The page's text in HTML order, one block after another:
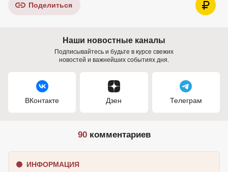
Поделиться
Наши новостные каналы
Подписывайтесь и будьте в курсе свежих
новостей и важнейших событиях дня.
ВКонтакте Дзен Телеграм
90комментариев
ИНФОРМАЦИЯ